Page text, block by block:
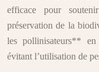
efficace pour
préservation de la
les pollinisateurs** en
évitant l’utilisation de